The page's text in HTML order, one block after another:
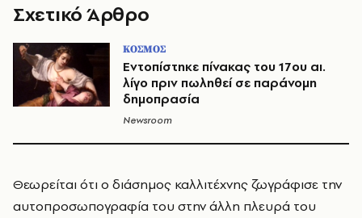
Σχετικό Άρθρο
ΚΟΣΜΟΣ
Εντοπίστηκε πίνακας του 17ου αι.
λίγο πριν πωληθεί σε παράνομη
δημοπρασία
Newsroom
Θεωρείται ότι ο διάσημος καλλιτέχνης ζωγράφισε την
αυτοπροσωπογραφία του στην άλλη πλευρά του